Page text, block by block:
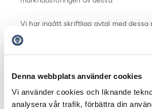
Denna webbplats använder cookies
Vi använder cookies och liknande
analysera vår trafik, förbättra din
Vi har ingått skriftliga avtal med dessa
vilka de åtar sig att endast behandla
Personuppgifter i enlighet med våra
än vad som anges i denna
Integritetspolicy.